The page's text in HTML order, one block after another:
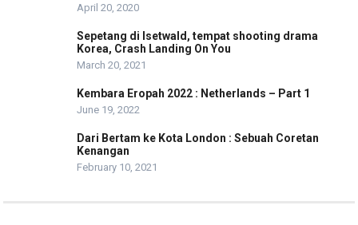
April 20, 2020
Sepetang di Isetwald, tempat shooting drama
Korea, Crash Landing On You
March 20, 2021
Kembara Eropah 2022 : Netherlands – Part 1
June 19, 2022
Dari Bertam ke Kota London : Sebuah Coretan
Kenangan
February 10, 2021